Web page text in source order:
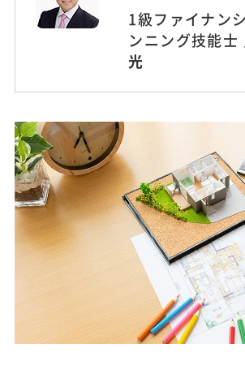
1級ファイナン
ンニング技能士
光